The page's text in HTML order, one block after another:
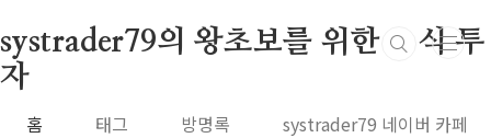
systrader79의 왕초보를 위한 주식 투
자
홈 태그 방명록 systrader79 네이버 카페